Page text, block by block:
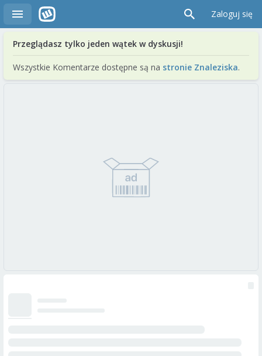
Zaloguj się
Przeglądasz tylko jeden wątek w dyskusji!
Wszystkie Komentarze dostępne są na stronie Znaleziska.